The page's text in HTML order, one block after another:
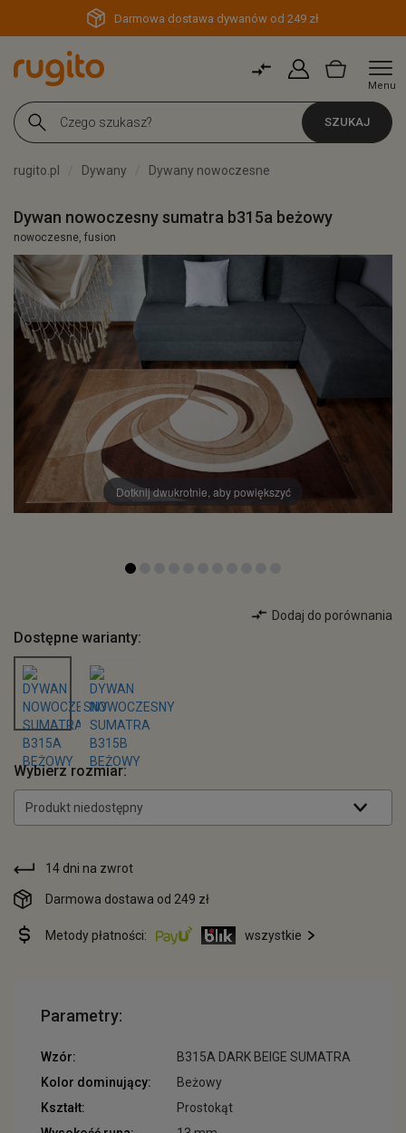
Darmowa dostawa dywanów od 249 zł
Menu
SZUKAJ
rugito.pl Dywany Dywany nowoczesne
Dywan nowoczesny sumatra b315a beżowy
nowoczesne, fusion
Dotknij dwukrotnie, aby powiększyć
Dodaj do porównania
Dostępne warianty:
Wybierz rozmiar:
Produkt niedostępny
14 dni na zwrot
Darmowa dostawa od 249 zł
Metody płatności: wszystkie
Parametry:
Wzór:
B315A DARK BEIGE SUMATRA
Kolor dominujący:
Beżowy
Kształt:
Prostokąt